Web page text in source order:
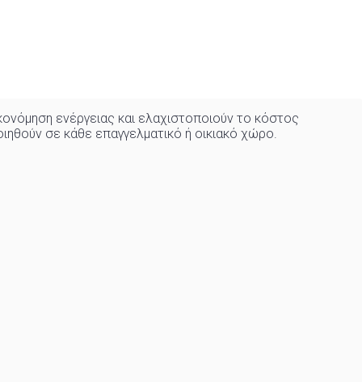
ενέργειας και ελαχιστοποιούν το κόστος
σε κάθε επαγγελματικό ή οικιακό χώρo.